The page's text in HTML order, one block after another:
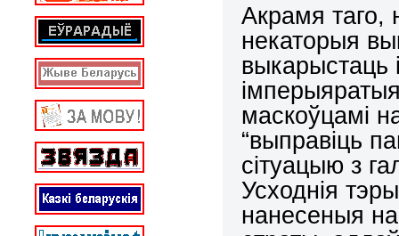
Акрамя таго,
некаторыя
выкарыстаць
маскоўцамі
“выправіць
сітуацыю з
Усходнія
нанесеныя